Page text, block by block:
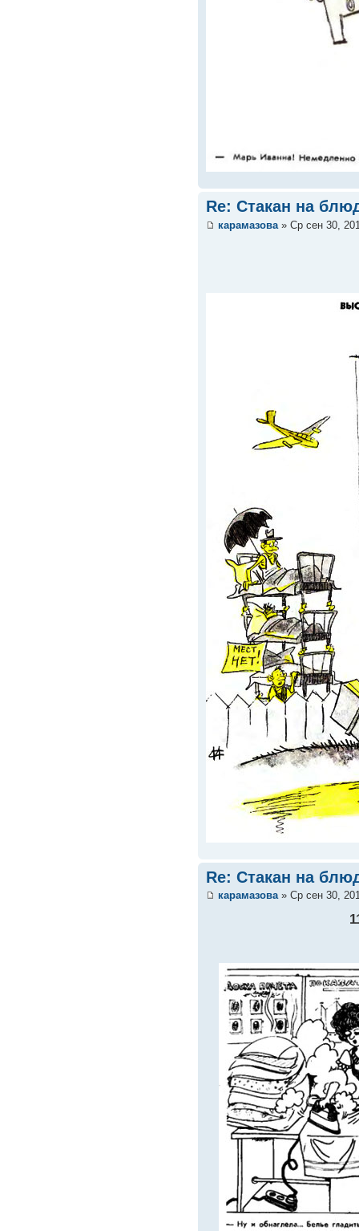
Re: Стакан на
карамазова » Ср сен 30,
Re: Стакан на
карамазова» Ср сен 30,